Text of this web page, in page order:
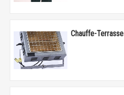
Chauffe-Terrasse